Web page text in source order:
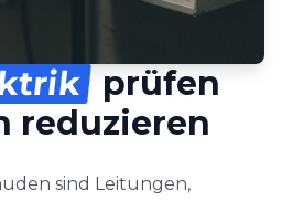
prüfen
reduzieren
sind Leitungen,